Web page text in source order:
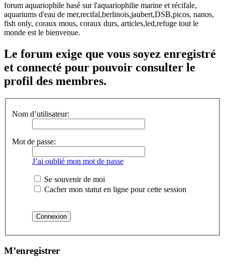
forum aquariophile basé sur l'aquariophilie marine et récifale,
aquariums d'eau de mer,recifal,berlinois,jaubert,DSB,picos, nanos,
fish only, coraux mous, coraux durs, articles,led,refuge tout le
monde est le bienvenue.
Le forum exige que vous soyez enregistré
et connecté pour pouvoir consulter le
profil des membres.
Nom d’utilisateur:
Mot de passe:
J’ai oublié mon mot de passe
Se souvenir de moi
Cacher mon statut en ligne pour cette session
M’enregistrer